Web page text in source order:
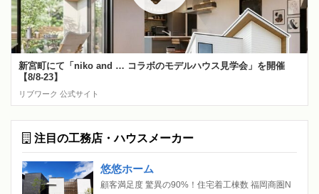
新宮町にて「niko and … コラボのモデルハウス見学会」を開催
【8/8-23】
リブワーク 公式サイト
注目の工務店・ハウスメーカー
悠悠ホーム
顧客満足度 驚異の90%！住宅着工棟数 福岡商圏N